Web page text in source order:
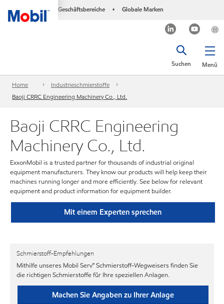
Geschäftsbereiche • Globale Marken
Menü
Suchen
Home
Industrieschmierstoffe
Baoji CRRC Engineering Machinery Co., Ltd.
Baoji CRRC Engineering
Machinery Co., Ltd.
ExxonMobil is a trusted partner for thousands of industrial original
equipment manufacturers. They know our products will help keep their
machines running longer and more efficiently. See below for relevant
equipment and product information for equipment builder.
Mit einem Experten sprechen
Schmierstoff-Empfehlungen
Mithilfe unseres Mobil Serv℠ Schmierstoff-Wegweisers finden Sie
die richtigen Schmierstoffe für Ihre speziellen Anlagen.
Machen Sie Angaben zu Ihrer Anlage